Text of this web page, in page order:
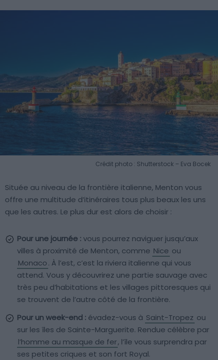
Crédit photo : Shutterstock – Eva Bocek
Située au niveau de la frontière italienne, Menton vous
offre une multitude d’itinéraires tous plus beaux les uns
que les autres. Le plus dur est alors de choisir :
Pour une journée :vous pourrez naviguer jusqu’aux
villes à proximité de Menton, comme Nice ou
Monaco. À l’est, c’est la riviera italienne qui vous
attend. Vous y découvrirez une partie sauvage avec
très peu d’habitations et les villages pittoresques qui
se trouvent de l’autre côté de la frontière.
Pour un week-end : évadez-vous à Saint-Tropez ou
sur les îles de Sainte-Marguerite. Rendue célèbre par
l’homme au masque de fer, l’île vous surprendra par
ses petites criques et son fort Royal.